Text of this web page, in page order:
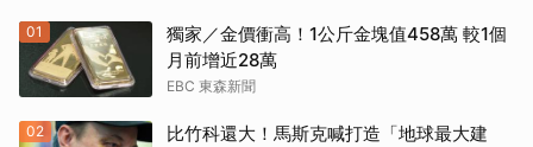
01
獨家／金價衝高！1公斤金塊值458萬 較1個
月前增近28萬
EBC 東森新聞
02
比竹科還大！馬斯克喊打造「地球最大建